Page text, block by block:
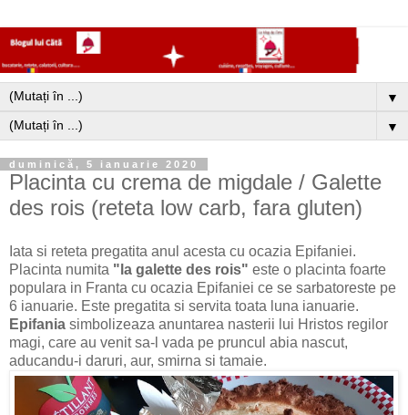
▼
▼
duminică, 5 ianuarie 2020
Placinta cu crema de migdale / Galette
des rois (reteta low carb, fara gluten)
Iata si reteta pregatita anul acesta cu ocazia Epifaniei.
Placinta numita "la galette des rois" este o placinta foarte
populara in Franta cu ocazia Epifaniei ce se sarbatoreste pe
6 ianuarie. Este pregatita si servita toata luna ianuarie.
Epifania simbolizeaza anuntarea nasterii lui Hristos regilor
magi, care au venit sa-l vada pe pruncul abia nascut,
aducandu-i daruri, aur, smirna si tamaie.